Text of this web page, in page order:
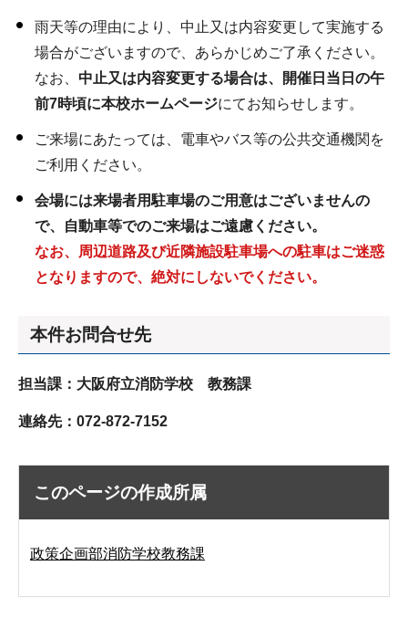
雨天等の理由により、中止又は内容変更して実施する
場合がございますので、あらかじめご了承ください。
なお、 中止又は内容変更する場合は、開催日当日の午
前7時頃に本校ホームページにてお知らせします。
ご来場にあたっては、電車やバス等の公共交通機関を
ご利用ください。
会場には来場者用駐車場のご用意はございませんの
で、自動車等でのご来場はご遠慮ください。
なお、周辺道路及び近隣施設駐車場への駐車はご迷惑
となりますので、絶対にしないでください。
本件お問合せ先
担当課：大阪府立消防学校 教務課
連絡先：072-872-7152
このページの作成所属
政策企画部消防学校教務課